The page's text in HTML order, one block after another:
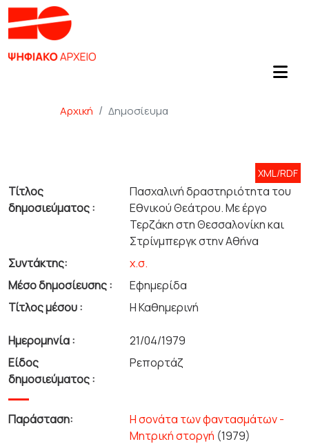
Αρχική Δημοσίευμα
XML/RDF
Τίτλος
δημοσιεύματος :
Πασχαλινή δραστηριότητα του
Εθνικού Θεάτρου. Με έργο
Τερζάκη στη Θεσσαλονίκη και
Στρίνμπεργκ στην Αθήνα
Συντάκτης:
χ.σ.
Μέσο δημοσίευσης :
Εφημερίδα
Τίτλος μέσου :
Η Καθημερινή
Ημερομηνία :
21/04/1979
Είδος
δημοσιεύματος :
Ρεπορτάζ
Παράσταση:
Η σονάτα των φαντασμάτων -
Μητρική στοργή (1979)